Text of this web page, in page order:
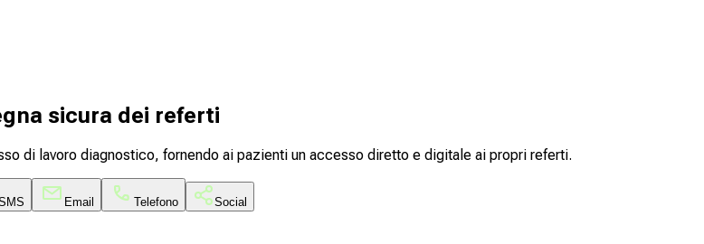
sicura dei referti
di lavoro diagnostico, fornendo ai pazienti un accesso diretto e digitale ai propri referti.
Email Telefono Social